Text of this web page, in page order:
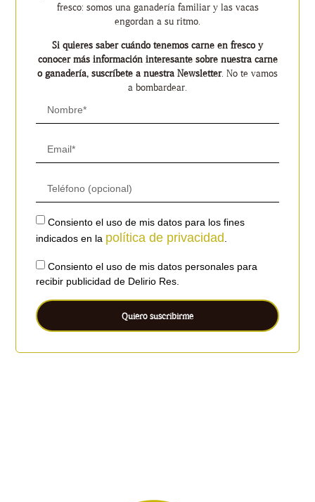
fresco: somos una ganadería familiar y las vacas
engordan a su ritmo.
Si quieres saber cuándo tenemos carne en fresco y
conocer más información interesante sobre nuestra carne
o ganadería, suscríbete a nuestra Newsletter. No te vamos
a bombardear.
Consiento el uso de mis datos para los fines
indicados en la política de privacidad.
Consiento el uso de mis datos personales para
recibir publicidad de Delirio Res.
Quiero suscribirme